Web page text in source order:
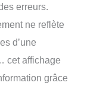
erreurs.
ne reflète
d’une
cet affichage
grâce